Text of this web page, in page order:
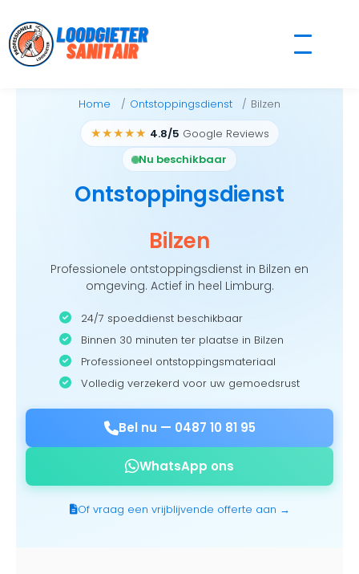
to
content
Home Ontstoppingsdienst Bilzen
★★★★★ 4.8/5 Google Reviews
Nu beschikbaar
Ontstoppingsdienst
Bilzen
Professionele ontstoppingsdienst in Bilzen en
omgeving. Actief in heel Limburg.
24/7 spoeddienst beschikbaar
Binnen 30 minuten ter plaatse in Bilzen
Professioneel ontstoppingsmateriaal
Volledig verzekerd voor uw gemoedsrust
Bel nu — 0487 10 81 95
WhatsApp ons
Of vraag een vrijblijvende offerte aan →